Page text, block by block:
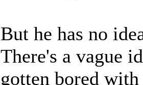
But he has no
There's a vague
gotten bored